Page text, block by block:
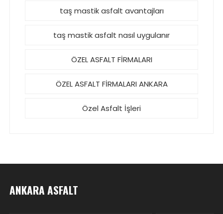
taş mastik asfalt avantajları
taş mastik asfalt nasıl uygulanır
ÖZEL ASFALT FİRMALARI
ÖZEL ASFALT FİRMALARI ANKARA
Özel Asfalt İşleri
ANKARA ASFALT